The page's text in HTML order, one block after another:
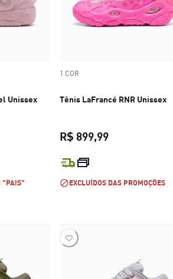
Unissex
R$ 899,99
"PAIS"
1 COR
Tênis LaFrancé RNR Unissex
R$ 899,99
EXCLUÍDOS DAS PROMOÇÕES